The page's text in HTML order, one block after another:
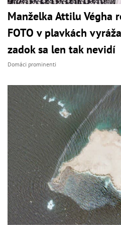
Manželka Attilu Végha
FOTO v plavkách
zadok sa len tak nevidí
Domáci prominenti